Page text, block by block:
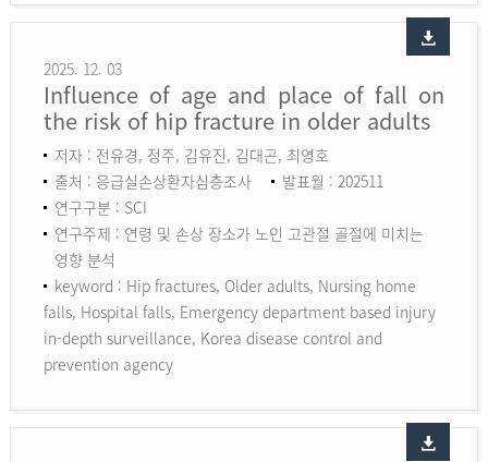
2025. 12. 03
Influence of age and place of fall on
the risk of hip fracture in older adults
저자 : 전유경, 정주, 김유진, 김대곤, 최영호
출처 : 응급실손상환자심층조사
발표월 : 202511
연구구분 : SCI
연구주제 : 연령 및 손상 장소가 노인 고관절 골절에 미치는
영향 분석
keyword : Hip fractures, Older adults, Nursing home
falls, Hospital falls, Emergency department based injury
in-depth surveillance, Korea disease control and
prevention agency